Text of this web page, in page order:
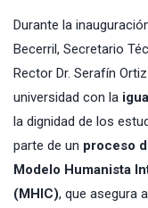
Durante la
Becerril, Secretario
Rector Dr. Serafín Ortiz
universidad con la
la dignidad de los
parte de un proceso
Modelo Humanista
(MHIC), que asegura